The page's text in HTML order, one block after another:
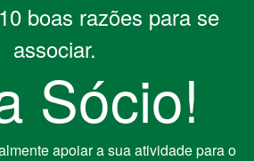
boas razões para se
associar.
Sócio!
apoiar a sua atividade para o